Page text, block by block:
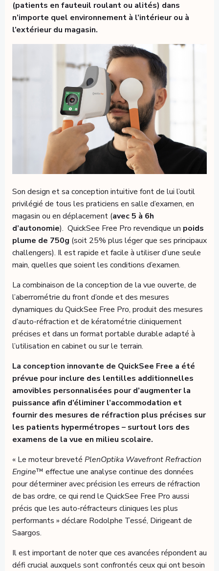
(patients en fauteuil roulant ou alités) dans
n’importe quel environnement à l’intérieur ou à
l’extérieur du magasin.
Son design et sa conception intuitive font de lui l’outil
privilégié de tous les praticiens en salle d’examen, en
magasin ou en déplacement (avec 5 à 6h
d’autonomie). QuickSee Free Pro revendique un poids
plume de 750g (soit 25% plus léger que ses principaux
challengers). Il est rapide et facile à utiliser d’une seule
main, quelles que soient les conditions d’examen.
La combinaison de la conception de la vue ouverte, de
l’aberrométrie du front d’onde et des mesures
dynamiques du QuickSee Free Pro, produit des mesures
d’auto-réfraction et de kératométrie cliniquement
précises et dans un format portable durable adapté à
l’utilisation en cabinet ou sur le terrain.
La conception innovante de QuickSee Free a été
prévue pour inclure des lentilles additionnelles
amovibles personnalisées pour d’augmenter la
puissance afin d’éliminer l’accommodation et
fournir des mesures de réfraction plus précises sur
les patients hypermétropes – surtout lors des
examens de la vue en milieu scolaire.
« Le moteur breveté PlenOptika Wavefront Refraction
Engine™ effectue une analyse continue des données
pour déterminer avec précision les erreurs de réfraction
de bas ordre, ce qui rend le QuickSee Free Pro aussi
précis que les auto-réfracteurs cliniques les plus
performants » déclare Rodolphe Tessé, Dirigeant de
Saargos.
Il est important de noter que ces avancées répondent au
défi crucial auxquels sont confrontés ceux qui ont besoin